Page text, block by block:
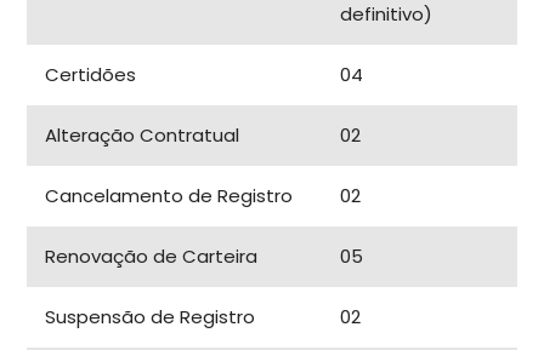
definitivo)
Certidões 04
Alteração Contratual 02
Cancelamento de Registro 02
Renovação de Carteira 05
Suspensão de Registro 02